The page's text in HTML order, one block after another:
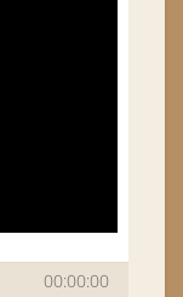
00:00:00